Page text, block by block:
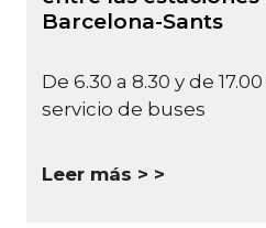
Barcelona-Sants
De 6.30 a 8.30 y de
servicio de buses
Leer más >